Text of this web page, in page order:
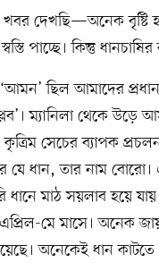
দেখছি—অনেক বৃষ্টি
পাচ্ছে। কিন্তু
ছিল আমাদের
ম্যানিলা থেকে উড়ে
সেচের ব্যাপক
যে ধান, তার নাম
ধানে মাঠ সয়লাব হয়ে
এপ্রিল-মে মাসে। অনেক
অনেকেই ধান